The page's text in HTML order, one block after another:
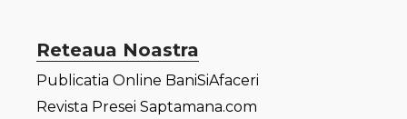
Reteaua Noastra
Publicatia Online BaniSiAfaceri
Revista Presei Saptamana.com